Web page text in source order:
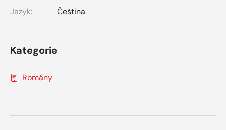
Jazyk:
Čeština
Kategorie
Romány